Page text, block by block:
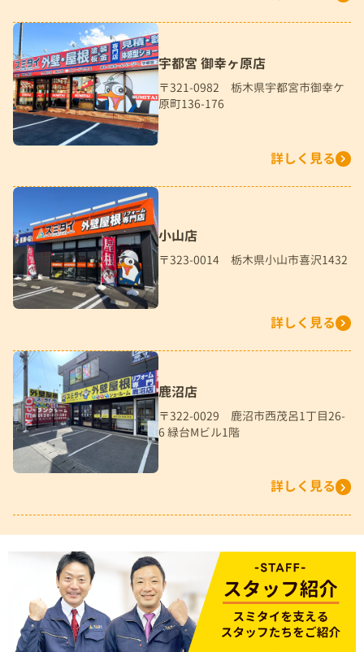
宇都宮 御幸ヶ原店
〒321-0982 栃木県宇都宮市御幸ケ
原町136-176
詳しく見る
小山店
〒323-0014 栃木県小山市喜沢1432
詳しく見る
鹿沼店
〒322-0029 鹿沼市西茂呂1丁目26-
6 緑台Mビル1階
詳しく見る